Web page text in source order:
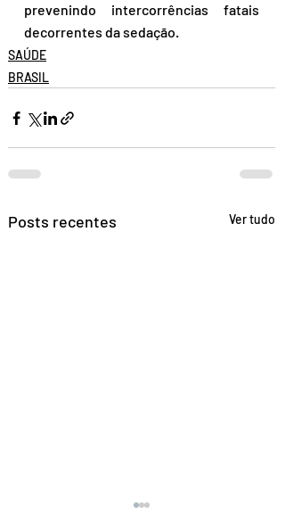
prevenindo intercorrências fatais
decorrentes da sedação.
SAÚDE
BRASIL
Posts recentes Ver tudo